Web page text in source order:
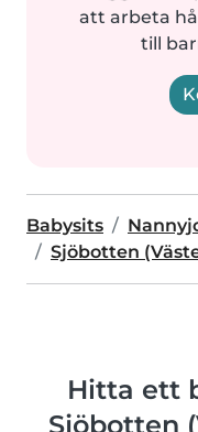
att arbeta
till
Babysits
Sjöbotten
Hitta ett
Sjöbotten